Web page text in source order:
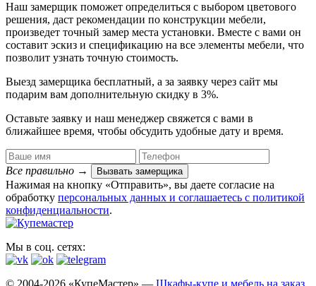
Наш замерщик поможет определиться с выбором цветового
решения, даст рекомендации по конструкции мебели,
произведет точный замер места установки. Вместе с вами он
составит эскиз и спецификацию на все элементы мебели, что
позволит узнать точную стоимость.
Выезд замерщика бесплатный, а за заявку через сайт мы
подарим вам дополнительную скидку в 3%.
Оставьте заявку и наш менеджер свяжется с вами в
ближайшее время, чтобы обсудить удобные дату и время.
Все правильно → Вызвать замерщика
Нажимая на кнопку «Отправить», вы даете согласие на
обработку персональных данных​ и соглашаетесь c политикой
конфиденциальности.
Мы в соц. сетях: